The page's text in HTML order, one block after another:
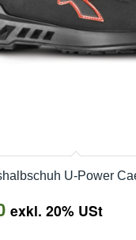
U-Power
exkl. 20% USt